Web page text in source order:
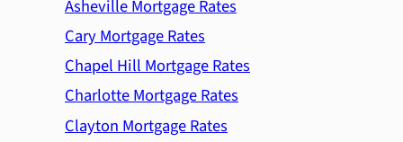
Asheville Mortgage Rates
Cary Mortgage Rates
Chapel Hill Mortgage Rates
Charlotte Mortgage Rates
Clayton Mortgage Rates